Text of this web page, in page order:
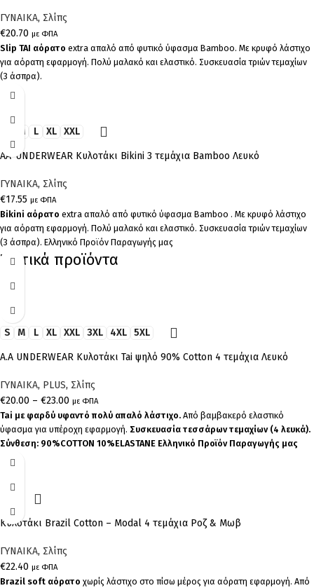
ΓΥΝΑΙΚΑ, Σλίπς
€20.70 με ΦΠΑ
Slip TAI αόρατο extra απαλό από φυτικό ύφασμα Bamboo. Με κρυφό λάστιχο
για αόρατη εφαρμογή. Πολύ μαλακό και ελαστικό. Συσκευασία τριών τεμαχίων
(3 άσπρα).
M L XL XXL
AA-UNDERWEAR Κυλοτάκι Bikini 3 τεμάχια Bamboo Λευκό
ΓΥΝΑΙΚΑ, Σλίπς
€17.55 με ΦΠΑ
Bikini αόρατο extra απαλό από φυτικό ύφασμα Bamboo . Με κρυφό λάστιχο
για αόρατη εφαρμογή. Πολύ μαλακό και ελαστικό. Συσκευασία τριών τεμαχίων
(3 άσπρα). Ελληνικό Προϊόν Παραγωγής μας
Σχετικά προϊόντα
S M L XL XXL 3XL 4XL 5XL
A.A UNDERWEAR Κυλοτάκι Tai ψηλό 90% Cotton 4 τεμάχια Λευκό
ΓΥΝΑΙΚΑ, PLUS, Σλίπς
€20.00 – €23.00 με ΦΠΑ
Tai με φαρδύ υφαντό πολύ απαλό λάστιχο. Από βαμβακερό ελαστικό
ύφασμα για υπέροχη εφαρμογή. Συσκευασία τεσσάρων τεμαχίων (4 λευκά).
Σύνθεση: 90%COTTON 10%ELASTANE Ελληνικό Προϊόν Παραγωγής μας
Κυλοτάκι Brazil Cotton – Modal 4 τεμάχια Ροζ & Μωβ
ΓΥΝΑΙΚΑ, Σλίπς
€22.40 με ΦΠΑ
Brazil soft αόρατο χωρίς λάστιχο στο πίσω μέρος για αόρατη εφαρμογή. Από